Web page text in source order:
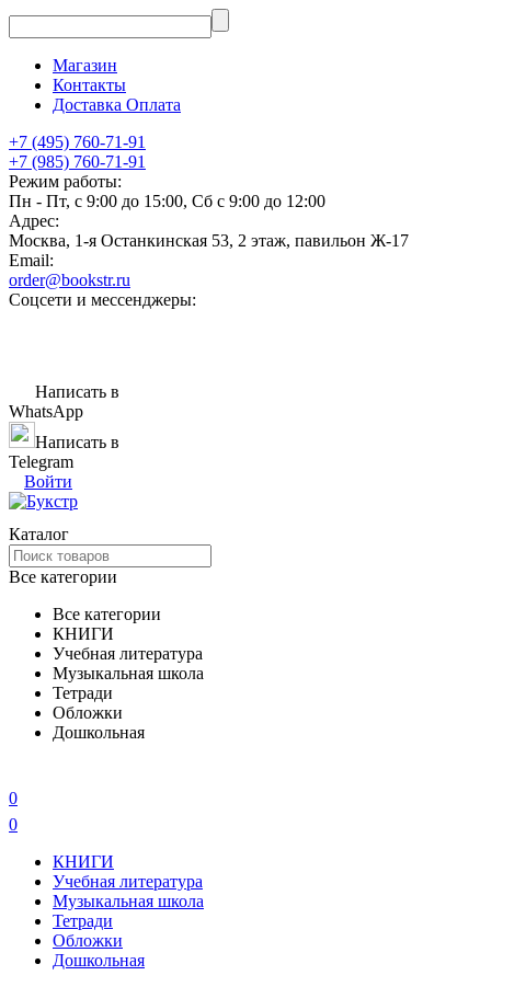
Магазин
Контакты
Доставка Оплата
+7 (495) 760-71-91
+7 (985) 760-71-91
Режим работы:
Пн - Пт, с 9:00 до 15:00, Сб с 9:00 до 12:00
Адрес:
Москва, 1-я Останкинская 53, 2 этаж, павильон Ж-17
Email:
order@bookstr.ru
Соцсети и мессенджеры:
Написать в
WhatsApp
Написать в
Telegram
Войти
Каталог
Все категории
Все категории
КНИГИ
Учебная литература
Музыкальная школа
Тетради
Обложки
Дошкольная
0
0
КНИГИ
Учебная литература
Музыкальная школа
Тетради
Обложки
Дошкольная